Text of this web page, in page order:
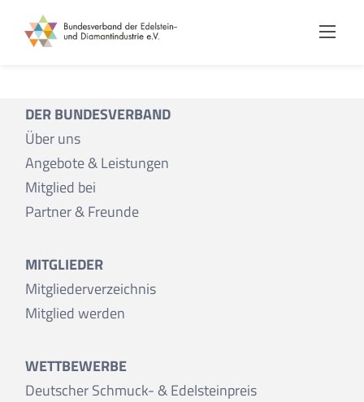
content
DER BUNDESVERBAND
Über uns
Angebote & Leistungen
Mitglied bei
Partner & Freunde
MITGLIEDER
Mitgliederverzeichnis
Mitglied werden
WETTBEWERBE
Deutscher Schmuck- & Edelsteinpreis